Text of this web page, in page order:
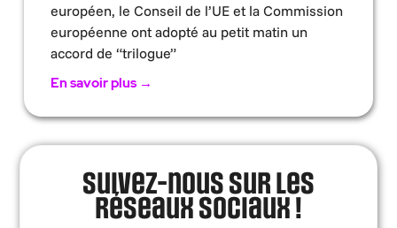
européen, le Conseil de l’UE et la Commission
européenne ont adopté au petit matin un
accord de “trilogue”
En savoir plus →
Suivez-nous sur les
réseaux sociaux !